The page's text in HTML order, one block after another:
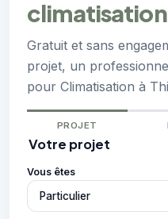
climatisation
Gratuit et sans
projet, un
pour Climatisation à
PROJET
Votre projet
Vous êtes